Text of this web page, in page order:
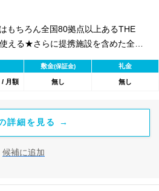
ちろん全国80拠点以上あるTHE
える★さらに提携施設を含めた全
用可能★
敷金(保証金) 礼金
/ 月額 無し 無し
詳細を見る →
候補に追加